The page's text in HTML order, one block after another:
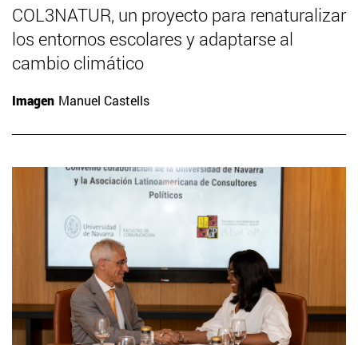
COL3NATUR, un proyecto para renaturalizar
los entornos escolares y adaptarse al
cambio climático
Imagen Manuel Castells